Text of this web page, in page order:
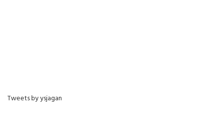
Tweets by ysjagan